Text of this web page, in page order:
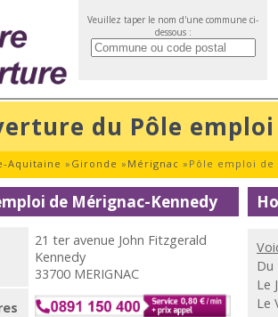
Veuillez taper le nom d'une commune ci-
dessous :
du Pôle
Aquitaine » Gironde » Mérignac » Pôle emploi de
de Mérignac-Kennedy
21 ter avenue John Fitzgerald
Kennedy
33700 MERIGNAC
Du
Le
Le